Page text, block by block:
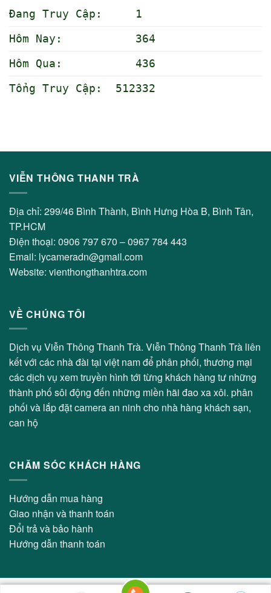
Đang Truy Cập: 1
Hôm Nay: 364
Hôm Qua: 436
Tổng Truy Cập: 512332
VIỄN THÔNG THANH TRÀ
Địa chỉ: 299/46 Bình Thành, Bình Hưng Hòa B, Bình Tân,
TP.HCM
Điện thoại: 0906 797 670 – 0967 784 443
Email: lycameradn@gmail.com
Website: vienthongthanhtra.com
VỀ CHÚNG TÔI
Dịch vụ Viễn Thông Thanh Trà. Viễn Thông Thanh Trà liên
kết với các nhà đài tại việt nam để phân phối, thương mại
các dịch vụ xem truyền hình tới từng khách hàng tư những
thành phố sôi động đến những miền hãi đao xa xôi. phân
phối và lắp đặt camera an ninh cho nhà hàng khách sạn,
can hộ
CHĂM SÓC KHÁCH HÀNG
Hướng dẫn mua hàng
Giao nhận và thanh toán
Đổi trả và bảo hành
Hướng dẫn thanh toán